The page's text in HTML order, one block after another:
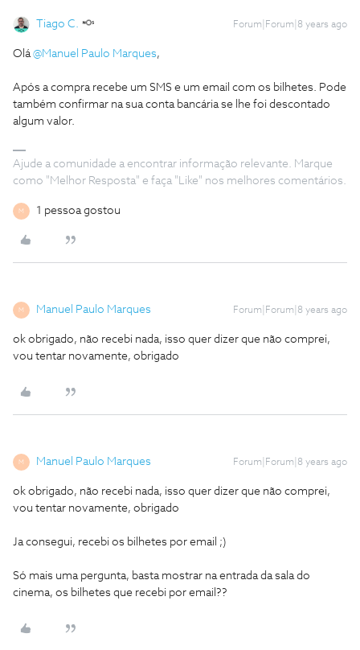
Tiago C. Forum|Forum|8 years ago
Olá@Manuel Paulo Marques,
Após a compra recebe um SMS e um email com os bilhetes. Pode
também confirmar na sua conta bancária se lhe foi descontado
algum valor.
Ajude a comunidade a encontrar informação relevante. Marque
como "Melhor Resposta" e faça "Like" nos melhores comentários.
M 1 pessoa gostou
M Manuel Paulo Marques Forum|Forum|8 years ago
ok obrigado, não recebi nada, isso quer dizer que não comprei,
vou tentar novamente, obrigado
M Manuel Paulo Marques Forum|Forum|8 years ago
ok obrigado, não recebi nada, isso quer dizer que não comprei,
vou tentar novamente, obrigado
Ja consegui, recebi os bilhetes por email ;)
Só mais uma pergunta, basta mostrar na entrada da sala do
cinema, os bilhetes que recebi por email??